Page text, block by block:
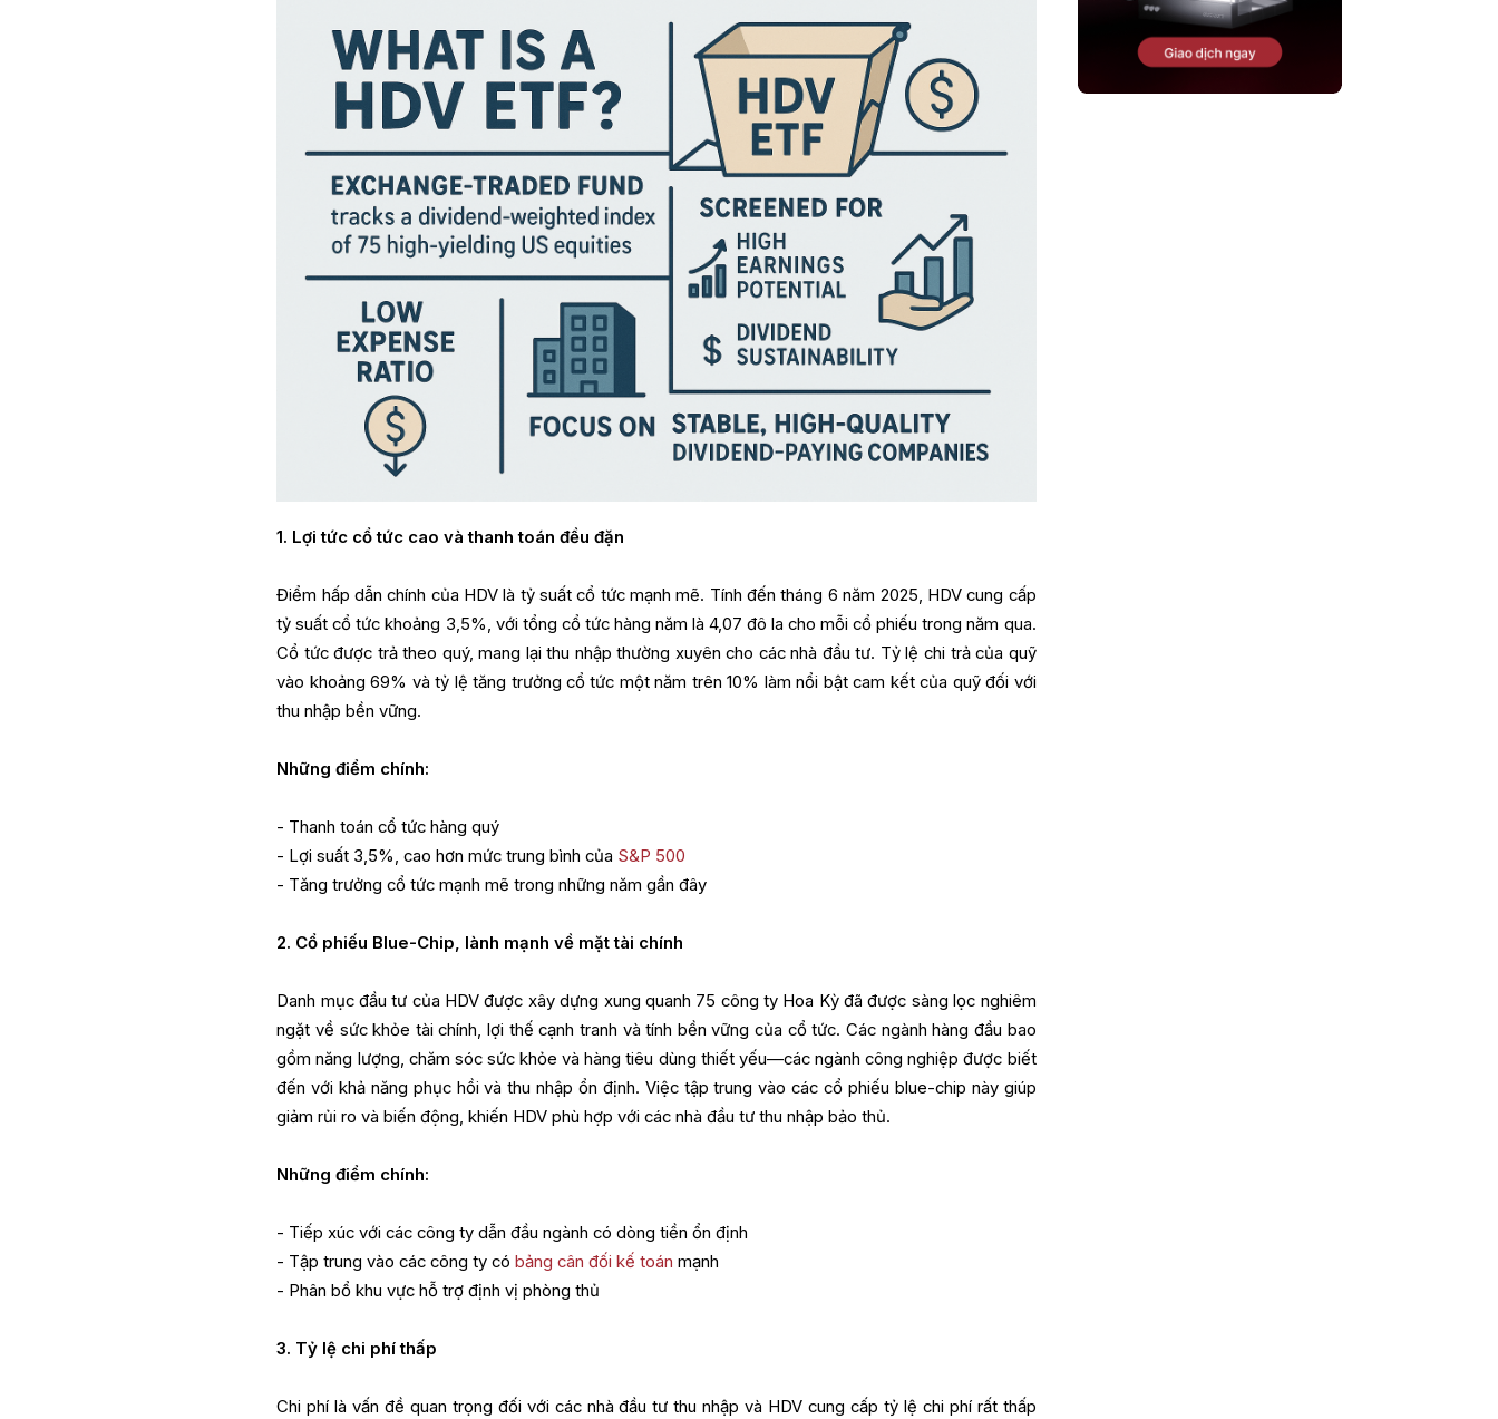
1. Lợi tức cổ tức cao và thanh toán đều đặn
Điểm hấp dẫn chính của HDV là tỷ suất cổ tức mạnh mẽ. Tính đến tháng 6 năm 2025, HDV cung cấp
tỷ suất cổ tức khoảng 3,5%, với tổng cổ tức hàng năm là 4,07 đô la cho mỗi cổ phiếu trong năm qua.
Cổ tức được trả theo quý, mang lại thu nhập thường xuyên cho các nhà đầu tư. Tỷ lệ chi trả của quỹ
vào khoảng 69% và tỷ lệ tăng trưởng cổ tức một năm trên 10% làm nổi bật cam kết của quỹ đối với
thu nhập bền vững.
Những điểm chính:
- Thanh toán cổ tức hàng quý
- Lợi suất 3,5%, cao hơn mức trung bình của S&P 500
- Tăng trưởng cổ tức mạnh mẽ trong những năm gần đây
2. Cổ phiếu Blue-Chip, lành mạnh về mặt tài chính
Danh mục đầu tư của HDV được xây dựng xung quanh 75 công ty Hoa Kỳ đã được sàng lọc nghiêm
ngặt về sức khỏe tài chính, lợi thế cạnh tranh và tính bền vững của cổ tức. Các ngành hàng đầu bao
gồm năng lượng, chăm sóc sức khỏe và hàng tiêu dùng thiết yếu—các ngành công nghiệp được biết
đến với khả năng phục hồi và thu nhập ổn định. Việc tập trung vào các cổ phiếu blue-chip này giúp
giảm rủi ro và biến động, khiến HDV phù hợp với các nhà đầu tư thu nhập bảo thủ.
Những điểm chính:
- Tiếp xúc với các công ty dẫn đầu ngành có dòng tiền ổn định
- Tập trung vào các công ty có bảng cân đối kế toán mạnh
- Phân bổ khu vực hỗ trợ định vị phòng thủ
3. Tỷ lệ chi phí thấp
Chi phí là vấn đề quan trọng đối với các nhà đầu tư thu nhập và HDV cung cấp tỷ lệ chi phí rất thấp